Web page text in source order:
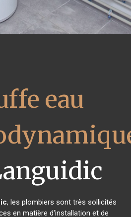
eau
, les plombiers sont très sollicités
en matière d'installation et de